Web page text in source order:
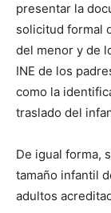
presentar la
solicitud formal
del menor y de
INE de los
como la
traslado del
De igual forma,
tamaño infantil
adultos